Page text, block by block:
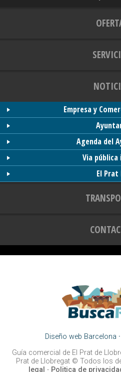
Empresa y
Agenda del
Via pública
El
Diseño web Barcelona ·
Guía comercial de El Prat de
Prat de Llobregat © Todos los
legal - Politica de